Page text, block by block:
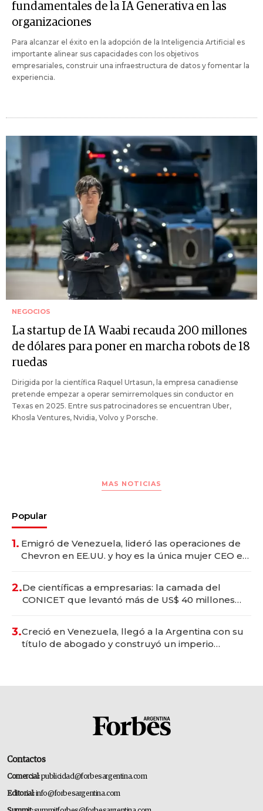
fundamentales de la IA Generativa en las
organizaciones
Para alcanzar el éxito en la adopción de la Inteligencia Artificial es
importante alinear sus capacidades con los objetivos
empresariales, construir una infraestructura de datos y fomentar la
experiencia.
NEGOCIOS
La startup de IA Waabi recauda 200 millones
de dólares para poner en marcha robots de 18
ruedas
Dirigida por la científica Raquel Urtasun, la empresa canadiense
pretende empezar a operar semirremolques sin conductor en
Texas en 2025. Entre sus patrocinadores se encuentran Uber,
Khosla Ventures, Nvidia, Volvo y Porsche.
MAS NOTICIAS
Popular
1. Emigró de Venezuela, lideró las operaciones de
Chevron en EE.UU. y hoy es la única mujer CEO en
2.De científicas a empresarias: la camada del
CONICET que levantó más de US$ 40 millones
3.Creció en Venezuela, llegó a la Argentina con su
título de abogado y construyó un imperio
Contactos
Comercial:publicidad@forbesargentina.com
Editorial:info@forbesargentina.com